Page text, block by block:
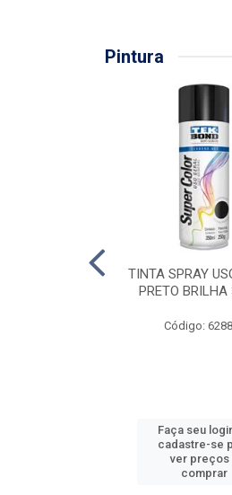
Pintura
TINTA SPRAY
PRETO
Código:
Faça seu
cadastre-se
ver preços
comprar